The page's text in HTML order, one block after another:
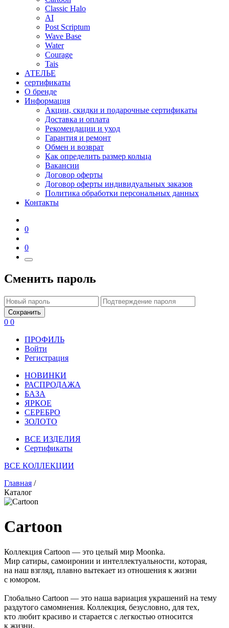
Classic Halo
AI
Post Scriptum
Wave Base
Water
Courage
Tais
АТЕЛЬЕ
сертификаты
О бренде
Информация
Акции, скидки и подарочные сертификаты
Доставка и оплата
Рекомендации и уход
Гарантия и ремонт
Обмен и возврат
Как определить размер кольца
Вакансии
Договор оферты
Договор оферты индивидуальных заказов
Политика обработки персональных данных
Контакты
0
0
Сменить пароль
Сохранить
0 0
ПРОФИЛЬ
Войти
Регистрация
НОВИНКИ
РАСПРОДАЖА
БАЗА
ЯРКОЕ
СЕРЕБРО
ЗОЛОТО
ВСЕ ИЗДЕЛИЯ
Сертификаты
ВСЕ КОЛЛЕКЦИИ
Главная /
Каталог
Cartoon
Коллекция Cartoon — это целый мир Moonka.
Мир сатиры, самоиронии и интеллектуальности, которая,
на наш взгляд, плавно вытекает из отношения к жизни
с юмором.
Глобально Cartoon — это наша вариация украшений на тему
раздутого самомнения. Коллекция, безусловно, для тех,
кто любит красиво и старается с легкостью относится
к жизни.